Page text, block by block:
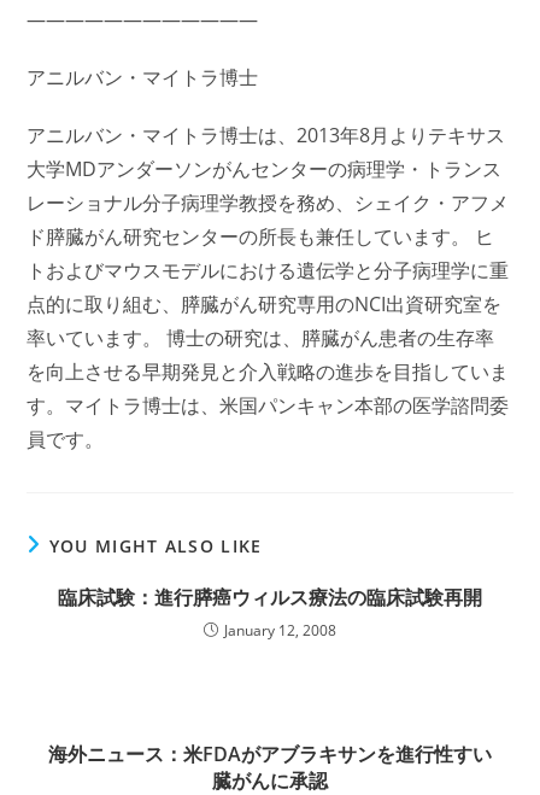
————————————
アニルバン・マイトラ博士
アニルバン・マイトラ博士は、2013年8月よりテキサス
大学MDアンダーソンがんセンターの病理学・トランス
レーショナル分子病理学教授を務め、シェイク・アフメ
ド膵臓がん研究センターの所長も兼任しています。 ヒ
トおよびマウスモデルにおける遺伝学と分子病理学に重
点的に取り組む、膵臓がん研究専用のNCI出資研究室を
率いています。 博士の研究は、膵臓がん患者の生存率
を向上させる早期発見と介入戦略の進歩を目指していま
す。マイトラ博士は、米国パンキャン本部の医学諮問委
員です。
YOU MIGHT ALSO LIKE
臨床試験：進行膵癌ウィルス療法の臨床試験再開
January 12, 2008
海外ニュース：米FDAがアブラキサンを進行性すい
臓がんに承認